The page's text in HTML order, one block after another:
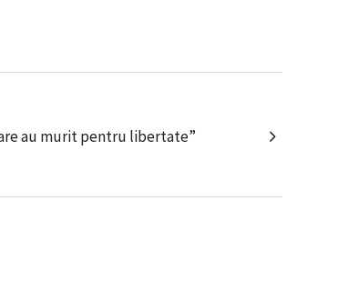
au murit pentru libertate”